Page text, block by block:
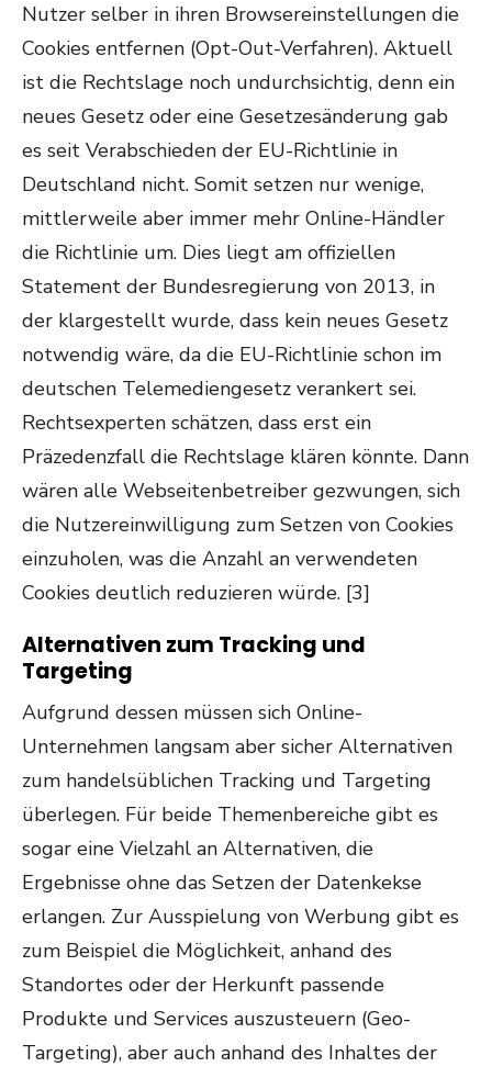
Nutzer selber in ihren Browsereinstellungen die
Cookies entfernen (Opt-Out-Verfahren). Aktuell
ist die Rechtslage noch undurchsichtig, denn ein
neues Gesetz oder eine Gesetzesänderung gab
es seit Verabschieden der EU-Richtlinie in
Deutschland nicht. Somit setzen nur wenige,
mittlerweile aber immer mehr Online-Händler
die Richtlinie um. Dies liegt am offiziellen
Statement der Bundesregierung von 2013, in
der klargestellt wurde, dass kein neues Gesetz
notwendig wäre, da die EU-Richtlinie schon im
deutschen Telemediengesetz verankert sei.
Rechtsexperten schätzen, dass erst ein
Präzedenzfall die Rechtslage klären könnte. Dann
wären alle Webseitenbetreiber gezwungen, sich
die Nutzereinwilligung zum Setzen von Cookies
einzuholen, was die Anzahl an verwendeten
Cookies deutlich reduzieren würde. [3]
Alternativen zum Tracking und
Targeting
Aufgrund dessen müssen sich Online-
Unternehmen langsam aber sicher Alternativen
zum handelsüblichen Tracking und Targeting
überlegen. Für beide Themenbereiche gibt es
sogar eine Vielzahl an Alternativen, die
Ergebnisse ohne das Setzen der Datenkekse
erlangen. Zur Ausspielung von Werbung gibt es
zum Beispiel die Möglichkeit, anhand des
Standortes oder der Herkunft passende
Produkte und Services auszusteuern (Geo-
Targeting), aber auch anhand des Inhaltes der